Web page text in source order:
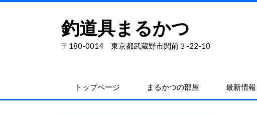
釣道具まるかつ
〒180-0014 東京都武蔵野市関前３-22-10
トップページ まるかつの部屋 最新情報